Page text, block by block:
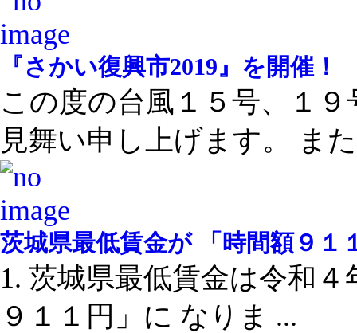
『さかい復興市2019』を開催！
この度の台風１５号、１
見舞い申し上げます。 ま
茨城県最低賃金が 「時間額９１
1. 茨城県最低賃金は令和
９１１円」に なりま ...